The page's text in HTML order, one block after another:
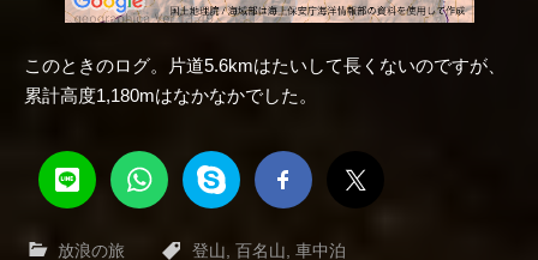
このときのログ。片道5.6kmはたいして長くないのですが、
累計高度1,180mはなかなかでした。
放浪の旅 登山 百名山 車中泊